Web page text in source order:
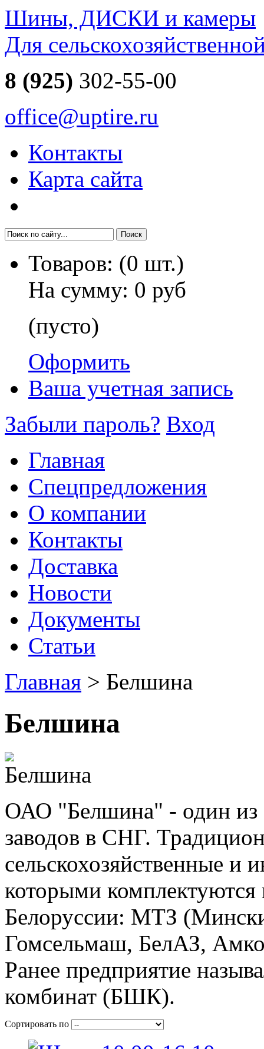
Шины, ДИСКИ и камеры
Для
8 (925) 302-55-00
office@uptire.ru
Контакты
Карта сайта
Товаров: (0 шт.)
На сумму: 0 руб
(пусто)
Оформить
Ваша учетная запись
Забыли пароль? Вход
Главная
Спецпредложения
О компании
Контакты
Доставка
Новости
Документы
Статьи
Главная > Белшина
Белшина
ОАО "Белшина" - один
заводов в СНГ.
сельскохозяйственные и
которыми
Белоруссии: МТЗ
Гомсельмаш, БелАЗ,
Ранее предприятие
комбинат (БШК).
Сортировать по